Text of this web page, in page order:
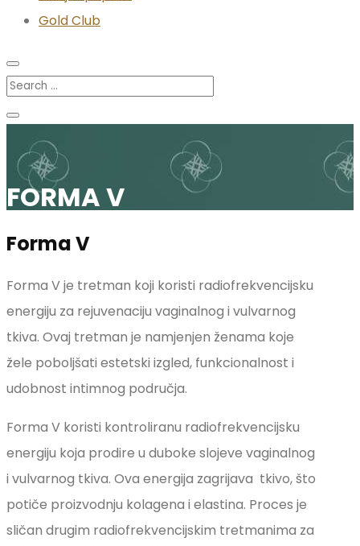
Gold Club
FORMA V
Forma V
Forma V je tretman koji koristi radiofrekvencijsku
energiju za rejuvenaciju vaginalnog i vulvarnog
tkiva. Ovaj tretman je namjenjen ženama koje
žele poboljšati estetski izgled, funkcionalnost i
udobnost intimnog područja.
Forma V koristi kontroliranu radiofrekvencijsku
energiju koja prodire u duboke slojeve vaginalnog
i vulvarnog tkiva. Ova energija zagrijava tkivo, što
potiče proizvodnju kolagena i elastina. Proces je
sličan drugim radiofrekvencijskim tretmanima za